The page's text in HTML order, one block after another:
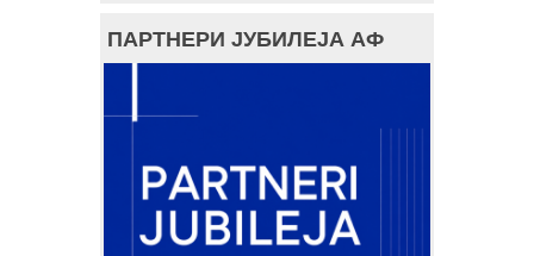
ПАРТНЕРИ ЈУБИЛЕЈА АФ